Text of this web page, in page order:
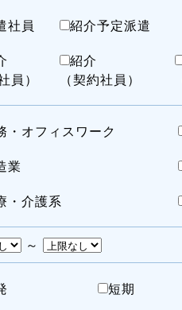
社員
紹介予定派遣
員）
紹介
（契約社員）
・オフィスワーク
業
・介護系
～
短期